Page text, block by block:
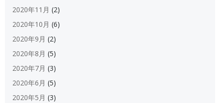
2020年11月 (2)
2020年10月 (6)
2020年9月 (2)
2020年8月 (5)
2020年7月 (3)
2020年6月 (5)
2020年5月 (3)